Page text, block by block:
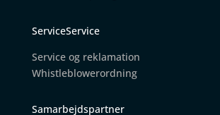
ServiceService
Service og reklamation
Whistleblowerordning
Samarbejdspartner